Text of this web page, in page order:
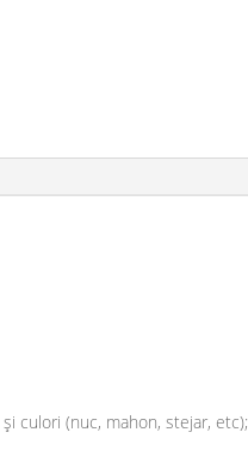
culori (nuc, mahon, stejar, etc);